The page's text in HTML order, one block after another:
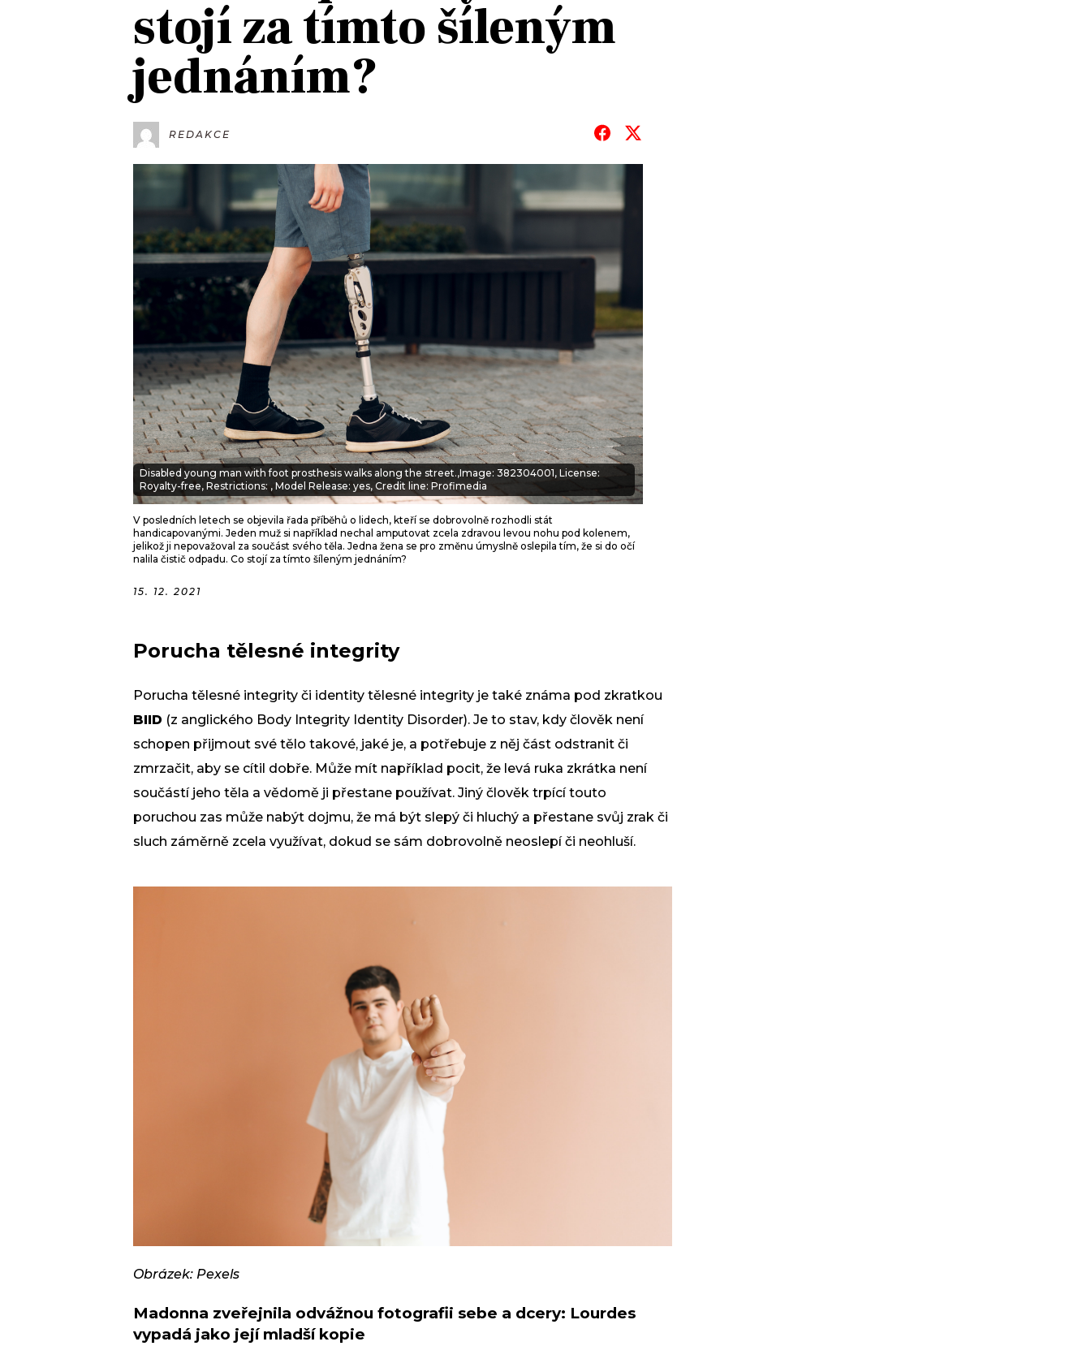
JAK NALADIT
RÁDIO
PROGRAM
SOUTĚŽE
stojí za tímto šíleným
jednáním?
REDAKCE
Disabled young man with foot prosthesis walks along the street.,Image: 382304001, License:
Royalty-free, Restrictions: , Model Release: yes, Credit line: Profimedia
V posledních letech se objevila řada příběhů o lidech, kteří se dobrovolně rozhodli stát
handicapovanými. Jeden muž si například nechal amputovat zcela zdravou levou nohu pod kolenem,
jelikož ji nepovažoval za součást svého těla. Jedna žena se pro změnu úmyslně oslepila tím, že si do očí
nalila čistič odpadu. Co stojí za tímto šíleným jednáním?
15. 12. 2021
Porucha tělesné integrity
Porucha tělesné integrity či identity tělesné integrity je také známa pod zkratkou
BIID (z anglického Body Integrity Identity Disorder). Je to stav, kdy člověk není
schopen přijmout své tělo takové, jaké je, a potřebuje z něj část odstranit či
zmrzačit, aby se cítil dobře. Může mít například pocit, že levá ruka zkrátka není
součástí jeho těla a vědomě ji přestane používat. Jiný člověk trpící touto
poruchou zas může nabýt dojmu, že má být slepý či hluchý a přestane svůj zrak či
sluch záměrně zcela využívat, dokud se sám dobrovolně neoslepí či neohluší.
Obrázek: Pexels
Madonna zveřejnila odvážnou fotografii sebe a dcery: Lourdes
vypadá jako její mladší kopie